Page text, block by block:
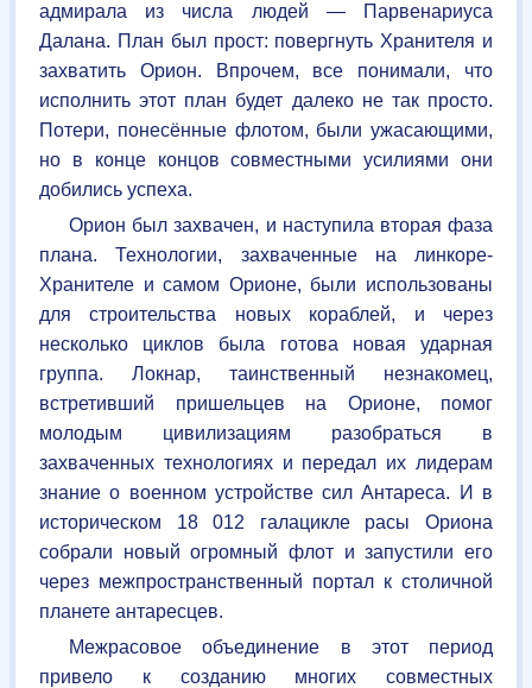
адмирала из числа людей — Парвенариуса
Далана. План был прост: повергнуть Хранителя и
захватить Орион. Впрочем, все понимали, что
исполнить этот план будет далеко не так просто.
Потери, понесённые флотом, были ужасающими,
но в конце концов совместными усилиями они
добились успеха.
Орион был захвачен, и наступила вторая фаза
плана. Технологии, захваченные на линкоре-
Хранителе и самом Орионе, были использованы
для строительства новых кораблей, и через
несколько циклов была готова новая ударная
группа. Локнар, таинственный незнакомец,
встретивший пришельцев на Орионе, помог
молодым цивилизациям разобраться в
захваченных технологиях и передал их лидерам
знание о военном устройстве сил Антареса. И в
историческом 18 012 галацикле расы Ориона
собрали новый огромный флот и запустили его
через межпространственный портал к столичной
планете антаресцев.
Межрасовое объединение в этот период
привело к созданию многих совместных